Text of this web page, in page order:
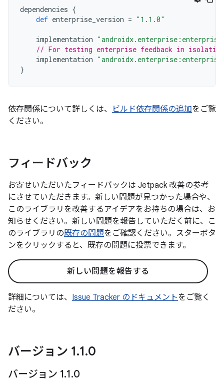
dependencies {
def enterprise_version = "1.1.0"
implementation
// For testing enterprise feedback in isolation
implementation
}
依存関係について詳しくは、 ビルド依存関係の追加をご覧
ください。
フィードバック
お寄せいただいたフィードバックは Jetpack 改善の参考
にさせていただきます。新しい問題が見つかった場合や、
このライブラリを改善するアイデアをお持ちの場合は、お
知らせください。新しい問題を報告していただく前に、こ
のライブラリの既存の問題をご確認ください。スターボタ
ンをクリックすると、既存の問題に投票できます。
新しい問題を報告する
詳細については、 Issue Tracker のドキュメントをご覧く
ださい。
バージョン 1.1.0
バージョン 1.1.0